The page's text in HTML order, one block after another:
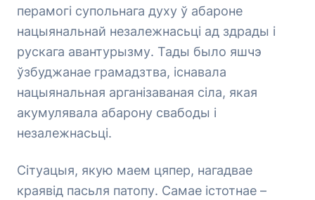
перамогі супольнага духу ў абароне
нацыянальнай незалежнасьці ад здрады і
рускага авантурызму. Тады было яшчэ
ўзбуджанае грамадзтва, існавала
нацыянальная арганізаваная сіла, якая
акумулявала абарону свабоды і
незалежнасьці.
Сітуацыя, якую маем цяпер, нагадвае
краявід пасьля патопу. Самае істотнае –